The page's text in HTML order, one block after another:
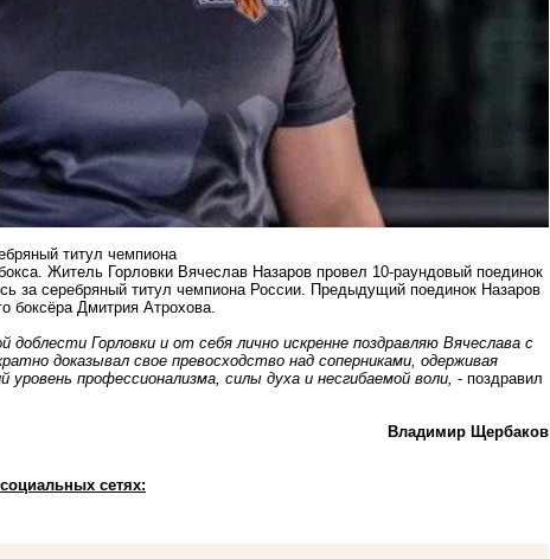
титул чемпиона
Житель Горловки Вячеслав Назаров провел 10-раундовый поединок
за серебряный титул чемпиона России. Предыдущий поединок Назаров
боксёра Дмитрия Атрохова.
Горловки и от себя лично искренне поздравляю Вячеслава с
доказывал свое превосходство над соперниками, одерживая
профессионализма, силы духа и несгибаемой воли, - поздравил
Владимир Щербаков
сетях: